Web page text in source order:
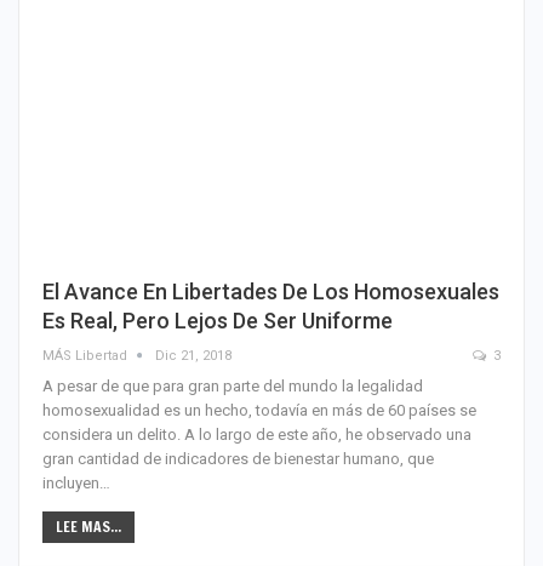
El Avance En Libertades De Los Homosexuales
Es Real, Pero Lejos De Ser Uniforme
MÁS Libertad Dic 21, 2018 3
A pesar de que para gran parte del mundo la legalidad
homosexualidad es un hecho, todavía en más de 60 países se
considera un delito. A lo largo de este año, he observado una
gran cantidad de indicadores de bienestar humano, que
incluyen…
LEE MAS...